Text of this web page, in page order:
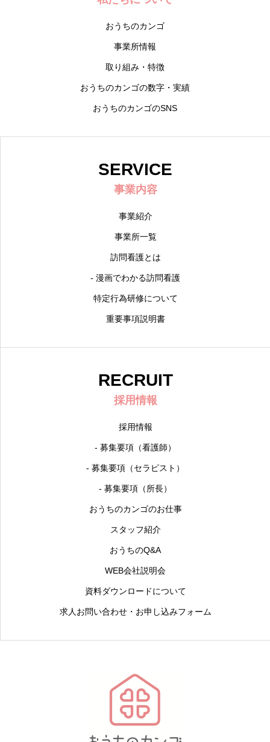
おうちのカンゴ
事業所情報
取り組み・特徴
おうちのカンゴの数字・実績
おうちのカンゴのSNS
SERVICE
事業内容
事業紹介
事業所一覧
訪問看護とは
- 漫画でわかる訪問看護
特定行為研修について
重要事項説明書
RECRUIT
採用情報
採用情報
- 募集要項（看護師）
- 募集要項（セラピスト）
- 募集要項（所長）
おうちのカンゴのお仕事
スタッフ紹介
おうちのQ&A
WEB会社説明会
資料ダウンロードについて
求人お問い合わせ・お申し込みフォーム